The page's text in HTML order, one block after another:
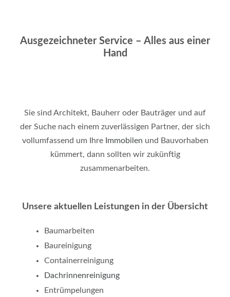
Ausgezeichneter Service – Alles aus einer
Hand
Sie sind Architekt, Bauherr oder Bauträger und auf
der Suche nach einem zuverlässigen Partner, der sich
vollumfassend um Ihre Immobilen und Bauvorhaben
kümmert, dann sollten wir zukünftig
zusammenarbeiten.
Unsere aktuellen Leistungen in der Übersicht
Baumarbeiten
Baureinigung
Containerreinigung
Dachrinnenreinigung
Entrümpelungen